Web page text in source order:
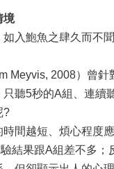
境
鮑魚之肆久而不
2008）曾針
聽5秒的A組、連續
?
越短、煩心程度應
結果跟A組差不多；